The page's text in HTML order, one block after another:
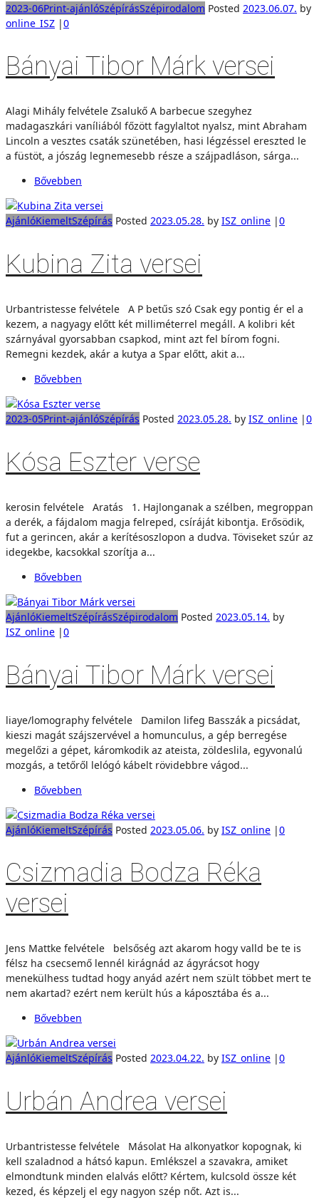
2023-06Print-ajánlóSzépírásSzépirodalom Posted 2023.06.07. by
online_ISZ |0
Bányai Tibor Márk versei
Alagi Mihály felvétele Zsalukő A barbecue szegyhez
madagaszkári vaníliából főzött fagylaltot nyalsz, mint Abraham
Lincoln a vesztes csaták szünetében, hasi légzéssel ereszted le
a füstöt, a jószág legnemesebb része a szájpadláson, sárga...
Bővebben
AjánlóKiemeltSzépírás Posted 2023.05.28. by ISZ_online |0
Kubina Zita versei
Urbantristesse felvétele A P betűs szó Csak egy pontig ér el a
kezem, a nagyagy előtt két milliméterrel megáll. A kolibri két
szárnyával gyorsabban csapkod, mint azt fel bírom fogni.
Remegni kezdek, akár a kutya a Spar előtt, akit a...
Bővebben
2023-05Print-ajánlóSzépírás Posted 2023.05.28. by ISZ_online |0
Kósa Eszter verse
kerosin felvétele Aratás 1. Hajlonganak a szélben, megroppan
a derék, a fájdalom magja felreped, csíráját kibontja. Erősödik,
fut a gerincen, akár a kerítésoszlopon a dudva. Töviseket szúr az
idegekbe, kacsokkal szorítja a...
Bővebben
AjánlóKiemeltSzépírásSzépirodalom Posted 2023.05.14. by
ISZ_online |0
Bányai Tibor Márk versei
liaye/lomography felvétele Damilon lifeg Basszák a picsádat,
kieszi magát szájszervével a homunculus, a gép berregése
megelőzi a gépet, káromkodik az ateista, zöldeslila, egyvonalú
mozgás, a tetőről lelógó kábelt rövidebbre vágod...
Bővebben
AjánlóKiemeltSzépírás Posted 2023.05.06. by ISZ_online |0
Csizmadia Bodza Réka
versei
Jens Mattke felvétele belsőség azt akarom hogy valld be te is
félsz ha csecsemő lennél kirágnád az ágyrácsot hogy
menekülhess tudtad hogy anyád azért nem szült többet mert te
nem akartad? ezért nem került hús a káposztába és a...
Bővebben
AjánlóKiemeltSzépírás Posted 2023.04.22. by ISZ_online |0
Urbán Andrea versei
Urbantristesse felvétele Másolat Ha alkonyatkor kopognak, ki
kell szaladnod a hátsó kapun. Emlékszel a szavakra, amiket
elmondtunk minden elalvás előtt? Kértem, kulcsold össze két
kezed, és képzelj el egy nagyon szép nőt. Azt is...